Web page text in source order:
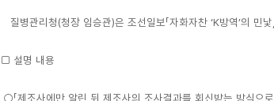
질병관리청(청장 임승관)은 조선일보「자화자찬 ‘K방역’의
□ 설명 내용
○「제조사에만 알린 뒤 제조사의 조사결과를 회신받는 방식으